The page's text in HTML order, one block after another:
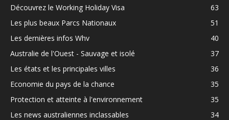
Découvrez le Working Holiday Visa
63
Les plus beaux Parcs Nationaux
51
Les dernières infos Whv
40
Australie de l'Ouest - Sauvage et isolé
37
Les états et les principales villes
36
Economie du pays de la chance
35
Protection et atteinte à l'environnement
35
Les news australiennes inclassables
34